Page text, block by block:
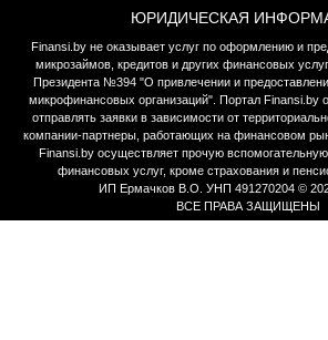
ЮРИДИЧЕСКАЯ
Finansi.by не оказывает услуг по оформлению и
микрозаймов, кредитов и других финансовых
Президента №394 "О привлечении и
микрофинансовых организаций". Портал Finansi.by
отправлять заявки в зависимости от
компании-партнеры, работающих на финансовом
Finansi.by осуществляет прочую
финансовых услуг, кроме страхования и
ИП Ермачков В.О. УНП 491270204 ©
ВСЕ ПРАВА ЗАЩИЩЕНЫ